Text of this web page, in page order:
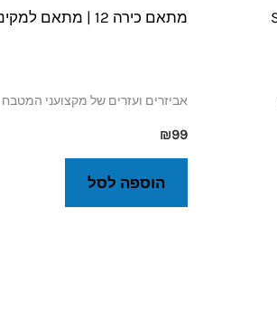
מתאם כירה 12 | מתאם למקינטה
אביזרים ועזרים של מקצועני המטבח
₪99
הוספה לסל